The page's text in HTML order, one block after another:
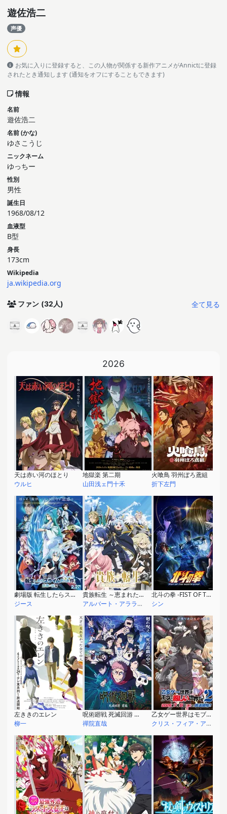
遊佐浩二
声優
お気に入りに登録すると、この人物が関係する新作アニメがAnnictに登録
されたとき通知します (通知をオフにすることもできます)
情報
名前
遊佐浩二
名前 (かな)
ゆさこうじ
ニックネーム
ゆっちー
性別
男性
誕生日
1968/08/12
血液型
B型
身長
173cm
Wikipedia
ja.wikipedia.org
ファン (32人) 全て見る
2026
天は赤い河のほとり
ウルヒ
地獄楽 第二期
山田浅ェ門十禾
火喰鳥 羽州ぼろ鳶組
折下左門
劇場版 転生したらスライムだった件 蒼海の涙編
ジース
貴族転生 ～恵まれた生まれから最強の力を得る～
アルバート・アララート
北斗の拳 -FIST OF THE NORTH STAR-
シン
左ききのエレン
柳一
呪術廻戦 死滅回游 前編
禪院直哉
乙女ゲー世界はモブに厳しい世界です2
クリス・フィア・アークライト